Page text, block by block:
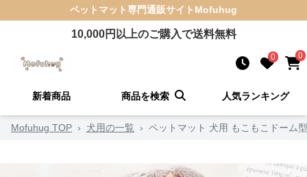
ペットマット専門通販サイト Mofuhug
10,000円以上のご購入で送料無料
0 0
新着商品 商品を検索 人気ランキング
Mofuhug TOP › 犬用の一覧 › ペットマット 犬用 もこもこドーム